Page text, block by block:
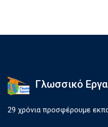
Γλωσσικό
29 χρόνια προσφέρουμε